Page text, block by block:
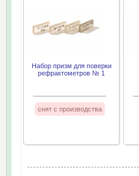
Набор призм для поверки
рефрактометров № 1
снят с производства